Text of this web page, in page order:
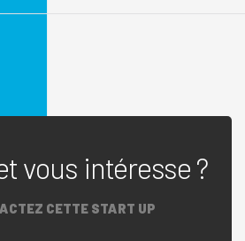
vous intéresse ?
CETTE START UP